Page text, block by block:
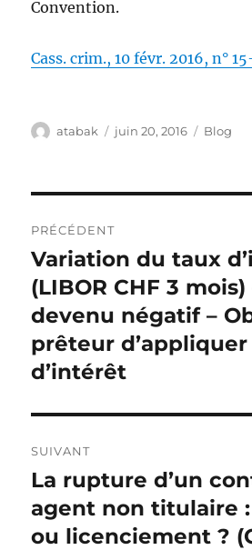
Convention.
Cass. crim., 10 févr. 2016, n°
Auteur
atabak
Publié
juin 20, 2016 Blog
de
l’article
PRÉCÉDENT
Publication
précédente :
Variation du taux
(LIBOR CHF 3 mois)
devenu négatif –
prêteur
d’intérêt
SUIVANT
Publication
suivante :
La rupture d’un
agent non titulaire
ou licenciement ?